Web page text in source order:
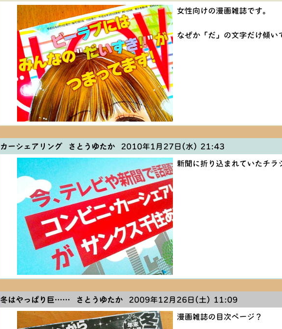
女性向けの漫画雑誌です。
なぜか「だ」の文字だけ傾
カーシェアリング さとうゆたか2010年1月27日(水) 21:43
新聞に折り込まれていたチラ
冬はやっぱり巨…… さとうゆたか2009年12月26日(土) 11:09
漫画雑誌の目次ページ？